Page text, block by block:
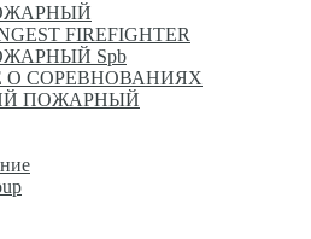
FIREFIGHTER
Spb
СОРЕВНОВАНИЯХ
ПОЖАРНЫЙ